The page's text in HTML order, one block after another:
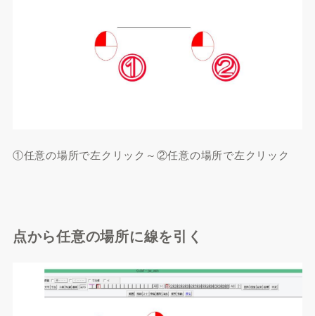
①任意の場所で左クリック～②任意の場所で左クリック
点から任意の場所に線を引く